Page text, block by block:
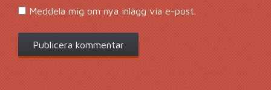
Meddela mig om nya inlägg via e-post.